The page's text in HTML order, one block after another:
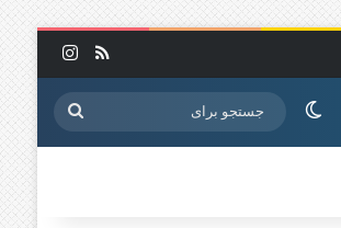
خوراک
تغییر پوسته جستجو
برای